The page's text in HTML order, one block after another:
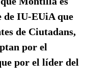
de IU-EUiA que
de Ciutadans,
por el
por el líder del